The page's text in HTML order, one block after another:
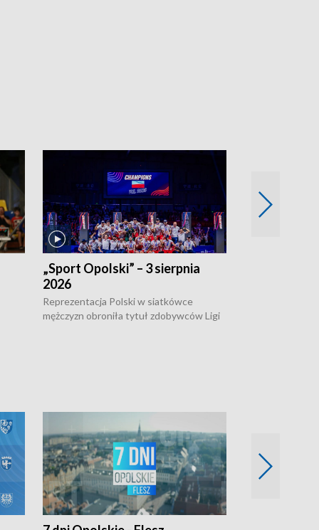
„Sport Opolski” – 3 sierpnia
2026
Reprezentacja Polski w siatkówce
mężczyzn obroniła tytuł zdobywców Ligi